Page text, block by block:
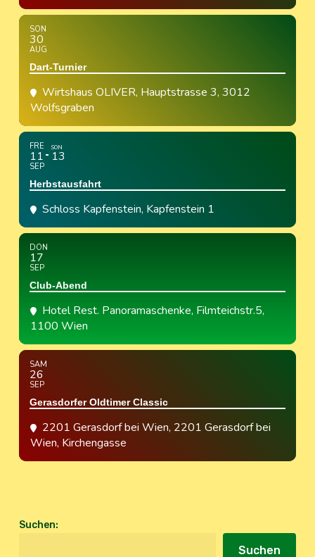
SON
30
AUG
Dart-Turnier
Wirtshaus OLIVER, Hauptstrasse 3, 3012
Wolfsgraben
FRE
11
SEP
SON
13
Herbstausfahrt
Schloss Kapfenstein, Kapfenstein 1
DON
17
SEP
Club-Abend
Hotel Rest. Panoramaschenke, Filmteichstr.5,
1100 Wien
SAM
26
SEP
Gerasdorfer Oldtimer Classic
2201 Gerasdorf bei Wien, 2201 Gerasdorf bei
Wien, Kirchengasse
Suchen:
Suchen